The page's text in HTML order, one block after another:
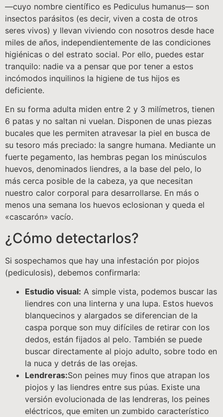
—cuyo nombre científico es Pediculus humanus— son
insectos parásitos (es decir, viven a costa de otros
seres vivos) y llevan viviendo con nosotros desde hace
miles de años, independientemente de las condiciones
higiénicas o del estrato social. Por ello, puedes estar
tranquilo: nadie va a pensar que por tener a estos
incómodos inquilinos la higiene de tus hijos es
deficiente.
En su forma adulta miden entre 2 y 3 milímetros, tienen
6 patas y no saltan ni vuelan. Disponen de unas piezas
bucales que les permiten atravesar la piel en busca de
su tesoro más preciado: la sangre humana. Mediante un
fuerte pegamento, las hembras pegan los minúsculos
huevos, denominados liendres, a la base del pelo, lo
más cerca posible de la cabeza, ya que necesitan
nuestro calor corporal para desarrollarse. En más o
menos una semana los huevos eclosionan y queda el
«cascarón» vacío.
¿Cómo detectarlos?
Si sospechamos que hay una infestación por piojos
(pediculosis), debemos confirmarla:
Estudio visual: A simple vista, podemos buscar las
liendres con una linterna y una lupa. Estos huevos
blanquecinos y alargados se diferencian de la
caspa porque son muy difíciles de retirar con los
dedos, están fijados al pelo. También se puede
buscar directamente al piojo adulto, sobre todo en
la nuca y detrás de las orejas.
Lendreras:Son peines muy finos que atrapan los
piojos y las liendres entre sus púas. Existe una
versión evolucionada de las lendreras, los peines
eléctricos, que emiten un zumbido característico